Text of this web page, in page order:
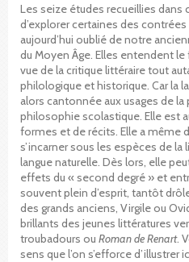
Les seize études recueillies
d’explorer certaines des
aujourd’hui oublié de notre
du Moyen Âge. Elles entendent
vue de la critique littéraire tout
philologique et historique. Car la
alors cantonnée aux usages de
philosophie scolastique. Elle est
formes et de récits. Elle a même
s’incarner sous les espèces de la
langue naturelle. Dès lors, elle
effets du « second degré » et
souvent plein d’esprit, tantôt
des grands anciens, Virgile ou
brillants des jeunes littératures
troubadours ou Roman de Renart.
sens que l’on s’efforce d’illustrer